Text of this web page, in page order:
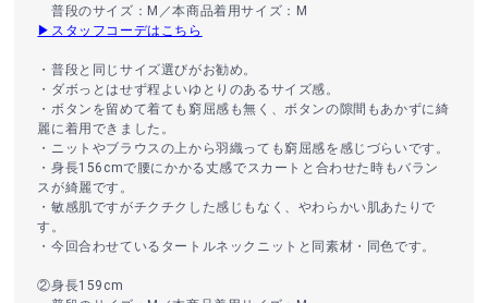
普段のサイズ：M／本商品着用サイズ：M
▶スタッフコーデはこちら
・普段と同じサイズ選びがお勧め。
・ダボっとはせず程よいゆとりのあるサイズ感。
・ボタンを留めて着ても窮屈感も無く、ボタンの隙間もあかずに綺
麗に着用できました。
・ニットやブラウスの上から羽織っても窮屈感を感じづらいです。
・身長156cmで腰にかかる丈感でスカートと合わせた時もバラン
スが綺麗です。
・敏感肌ですがチクチクした感じもなく、やわらかい肌あたりで
す。
・今回合わせているタートルネックニットと同素材・同色です。
②身長159cm